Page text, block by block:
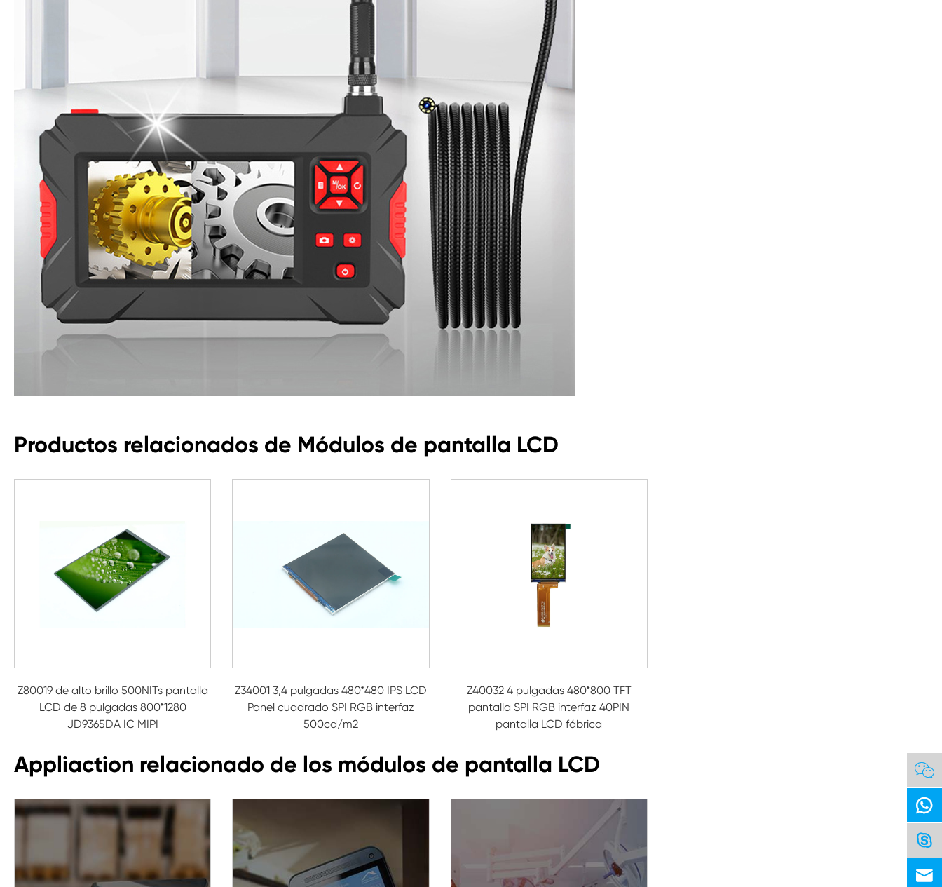
Productos relacionados de Módulos de pantalla LCD
Z80019 de alto brillo 500NITs pantalla
LCD de 8 pulgadas 800*1280
JD9365DA IC MIPI
Z34001 3,4 pulgadas 480*480 IPS LCD
Panel cuadrado SPI RGB interfaz
500cd/m2
Z40032 4 pulgadas 480*800 TFT
pantalla SPI RGB interfaz 40PIN
pantalla LCD fábrica
Appliaction relacionado de los módulos de pantalla LCD



